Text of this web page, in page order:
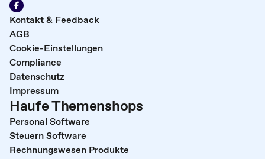
Kontakt & Feedback
AGB
Cookie-Einstellungen
Compliance
Datenschutz
Impressum
Haufe Themenshops
Personal Software
Steuern Software
Rechnungswesen Produkte